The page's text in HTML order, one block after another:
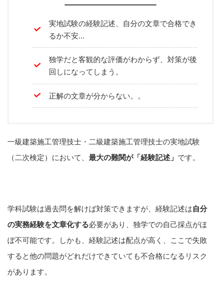
実地試験の経験記述、自分の文章で合格でき
るか不安…
独学だと客観的な評価がわからず、対策が後
回しになってしまう。
正解の文章が分からない。。
一級建築施工管理技士・二級建築施工管理技士の実地試験
（二次検定）において、 最大の難関が「経験記述」 です。
学科試験は過去問を解けば対策できますが、経験記述は自分
の実務経験を文章化する必要があり、独学での自己採点がほ
ぼ不可能です。しかも、経験記述は配点が高く、ここで失敗
すると他の問題がどれだけできていても不合格になるリスク
があります。